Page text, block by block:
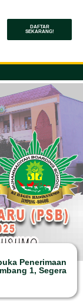
DAFTAR
SEKARANG!
Penerimaan
1, Segera